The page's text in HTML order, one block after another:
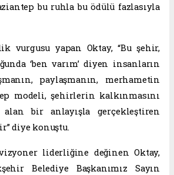
bu ruhla bu ödülü fazlasıyla
vurgusu yapan Oktay, “Bu şehir,
‘ben varım’ diyen insanların
paylaşmanın, merhametin
modeli, şehirlerin kalkınmasını
alan bir anlayışla gerçekleştiren
diye konuştu.
liderliğine değinen Oktay,
Belediye Başkanımız Sayın